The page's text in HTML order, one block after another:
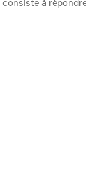
consiste à